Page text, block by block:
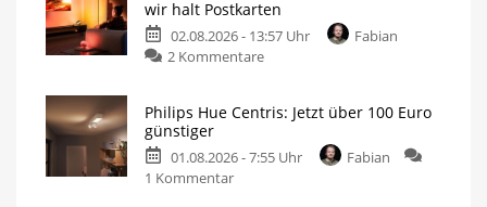
wir halt Postkarten
02.08.2026 - 13:57 Uhr
Fabian
2 Kommentare
Philips Hue Centris: Jetzt über 100 Euro
günstiger
01.08.2026 - 7:55 Uhr
Fabian
1 Kommentar